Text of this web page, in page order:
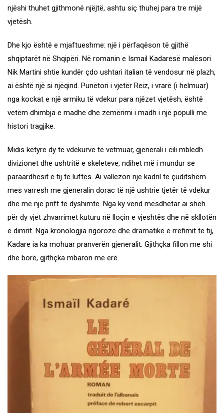
njëshi thuhet gjithmonë njëjtë, ashtu siç thuhej para tre mijë
vjetësh.
Dhe kjo është e mjaftueshme: një i përfaqëson të gjithë
shqiptarët në Shqipëri. Në romanin e Ismail Kadaresë malësori
Nik Martini shtie kundër çdo ushtari italian të vendosur në plazh,
ai është një si njëqind. Punëtori i vjetër Reiz, i vrarë (i helmuar)
nga kockat e një armiku të vdekur para njëzet vjetësh, është
vetëm dhimbja e madhe dhe zemërimi i madh i një populli me
histori tragjike.
Midis këtyre dy të vdekurve të vetmuar, gjenerali i cili mbledh
divizionet dhe ushtritë e skeleteve, ndihet më i mundur se
paraardhësit e tij të luftës. Ai vallëzon një kadril të çuditshëm
mes varresh me gjeneralin dorac të një ushtrie tjetër të vdekur
dhe me një prift të dyshimtë. Nga ky vend mesdhetar ai sheh
për dy vjet zhvarrimet kuturu në lloçin e vjeshtës dhe në skllotën
e dimrit. Nga kronologjia rigoroze dhe dramatike e rrëfimit të tij,
Kadare ia ka mohuar pranverën gjeneralit. Gjithçka fillon me shi
dhe borë, gjithçka mbaron me erë.